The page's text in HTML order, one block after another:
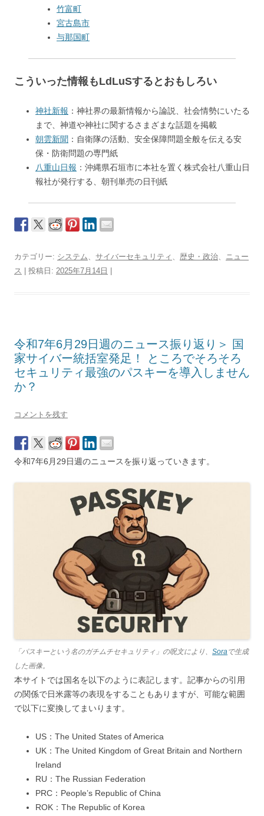
竹富町
宮古島市
与那国町
こういった情報もLdLuSするとおもしろい
神社新報 ：神社界の最新情報から論説、社会情勢にいたる
まで、神道や神社に関するさまざまな話題を掲載
朝雲新聞 ：自衛隊の活動、安全保障問題全般を伝える安
保・防衛問題の専門紙
八重山日報 ：沖縄県石垣市に本社を置く株式会社八重山日
報社が発行する、朝刊単売の日刊紙
カテゴリー: システム サイバーセキュリティ 歴史・政治
ニュー
ス | 投稿日: 2025年7月14日 |
令和7年6月29日週のニュース振り返り＞ 国
家サイバー統括室発足！ ところでそろそろ
セキュリティ最強のパスキーを導入しません
か？
コメントを残す
令和7年6月29日週のニュースを振り返っていきます。
「パスキーという名のガチムチセキュリティ」の呪文により、 Soraで生成
した画像。
本サイトでは国名を以下のように表記します。記事からの引用
の関係で日米露等の表現をすることもありますが、可能な範囲
で以下に変換してまいります。
US：The United States of America
UK：The United Kingdom of Great Britain and Northern
Ireland
RU：The Russian Federation
PRC：People’s Republic of China
ROK：The Republic of Korea